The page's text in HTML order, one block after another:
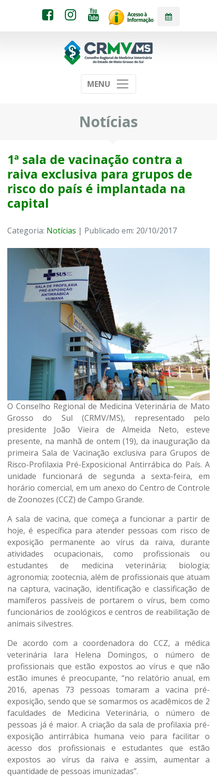
MENU
Notícias
1ª sala de vacinação contra a
raiva exclusiva para grupos de
risco do país é implantada na
capital
Categoria: Notícias | Publicado em: 20/10/2017
O Conselho Regional de Medicina Veterinária de Mato
Grosso do Sul (CRMV/MS), representado pelo
presidente João Vieira de Almeida Neto, esteve
presente, na manhã de ontem (19), da inauguração da
primeira Sala de Vacinação exclusiva para Grupos de
Risco-Profilaxia Pré-Exposicional Antirrábica do País. A
unidade funcionará de segunda a sexta-feira, em
horário comercial, em um anexo do Centro de Controle
de Zoonozes (CCZ) de Campo Grande.
A sala de vacina, que começa a funcionar a partir de
hoje, é específica para atender pessoas com risco de
exposição permanente ao vírus da raiva, durante
atividades ocupacionais, como profissionais ou
estudantes de medicina veterinária; biologia;
agronomia; zootecnia, além de profissionais que atuam
na captura, vacinação, identificação e classificação de
mamíferos passíveis de portarem o vírus, bem como
funcionários de zoológicos e centros de reabilitação de
animais silvestres.
De acordo com a coordenadora do CCZ, a médica
veterinária Iara Helena Domingos, o número de
profissionais que estão expostos ao vírus e que não
estão imunes é preocupante, “no relatório anual, em
2016, apenas 73 pessoas tomaram a vacina pré-
exposição, sendo que se somarmos os acadêmicos de 2
faculdades de Medicina Veterinária, o número de
pessoas já é maior. A criação da sala de profilaxia pré-
exposição antirrábica humana veio para facilitar o
acesso dos profissionais e estudantes que estão
expostos ao vírus da raiva e assim, aumentar a
quantidade de pessoas imunizadas”.